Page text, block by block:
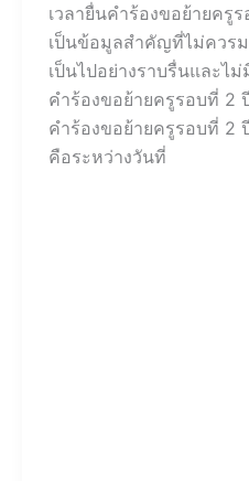
เวลายื่นคำร้องขอย้ายครู
เป็นข้อมูลสำคัญที่ไม่ควร
เป็นไปอย่างราบรื่นและไ
คำร้องขอย้ายครูรอบที่ 2
คำร้องขอย้ายครูรอบที่ 2
คือระหว่างวันที่